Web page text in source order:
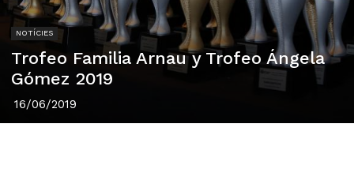
NOTÍCIES
Trofeo Familia Arnau y Trofeo Ángela
Gómez 2019
16/06/2019